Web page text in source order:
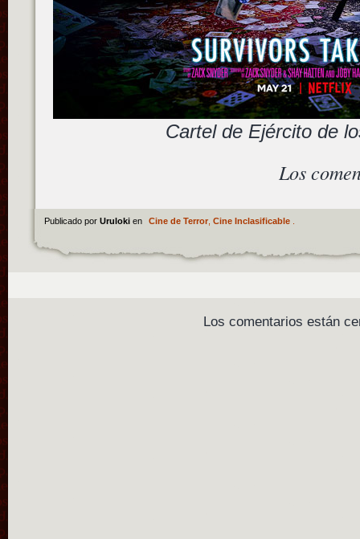
Cartel de Ejército de
Los
Publicado por Uruloki en Cine de Terror, Cine Inclasificable.
Los comentarios están